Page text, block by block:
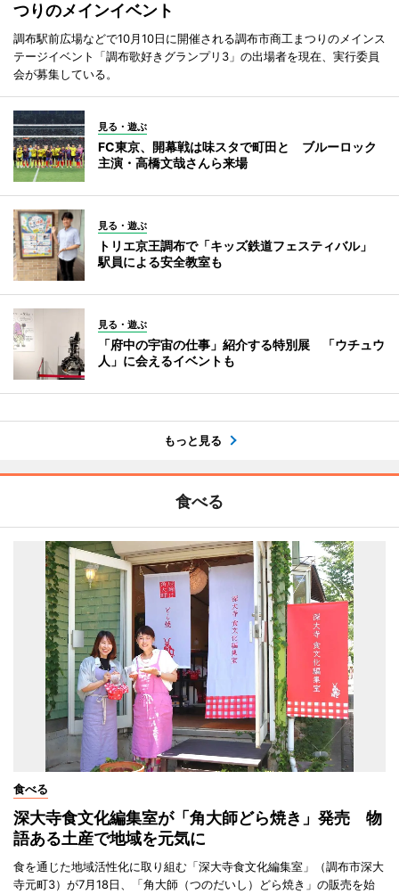
つりのメインイベント
調布駅前広場などで10月10日に開催される調布市商工まつりのメインス
テージイベント「調布歌好きグランプリ3」の出場者を現在、実行委員
会が募集している。
見る・遊ぶ
FC東京、開幕戦は味スタで町田と ブルーロック
主演・高橋文哉さんら来場
見る・遊ぶ
トリエ京王調布で「キッズ鉄道フェスティバル」
駅員による安全教室も
見る・遊ぶ
「府中の宇宙の仕事」紹介する特別展 「ウチュウ
人」に会えるイベントも
もっと見る
食べる
食べる
深大寺食文化編集室が「角大師どら焼き」発売 物
語ある土産で地域を元気に
食を通じた地域活性化に取り組む「深大寺食文化編集室」（調布市深大
寺元町3）が7月18日、「角大師（つのだいし）どら焼き」の販売を始